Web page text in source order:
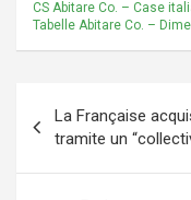
CS Abitare Co. – Case
Tabelle Abitare Co. –
articoli
La Française
tramite un